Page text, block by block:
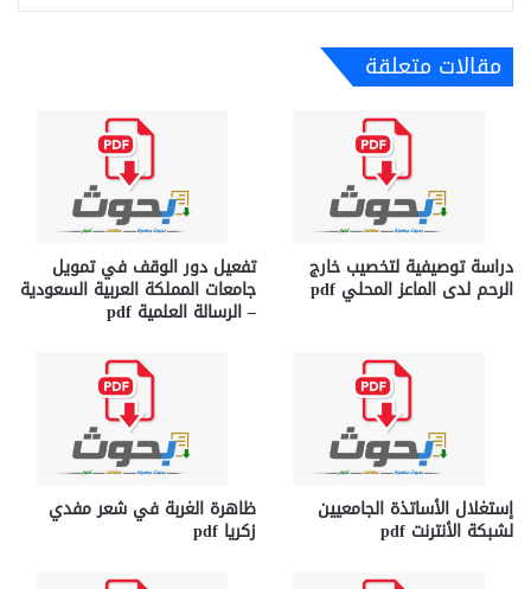
مقالات متعلقة
دراسة توصيفية لتخصيب خارج
الرحم لدى الماعز المحلي pdf
تفعيل دور الوقف في تمويل
جامعات المملكة العربية السعودية
– الرسالة العلمية pdf
إستغلال الأساتذة الجامعیين
لشبكة الأنترنت pdf
ظاهرة الغربة في شعر مفدي
زكريا pdf